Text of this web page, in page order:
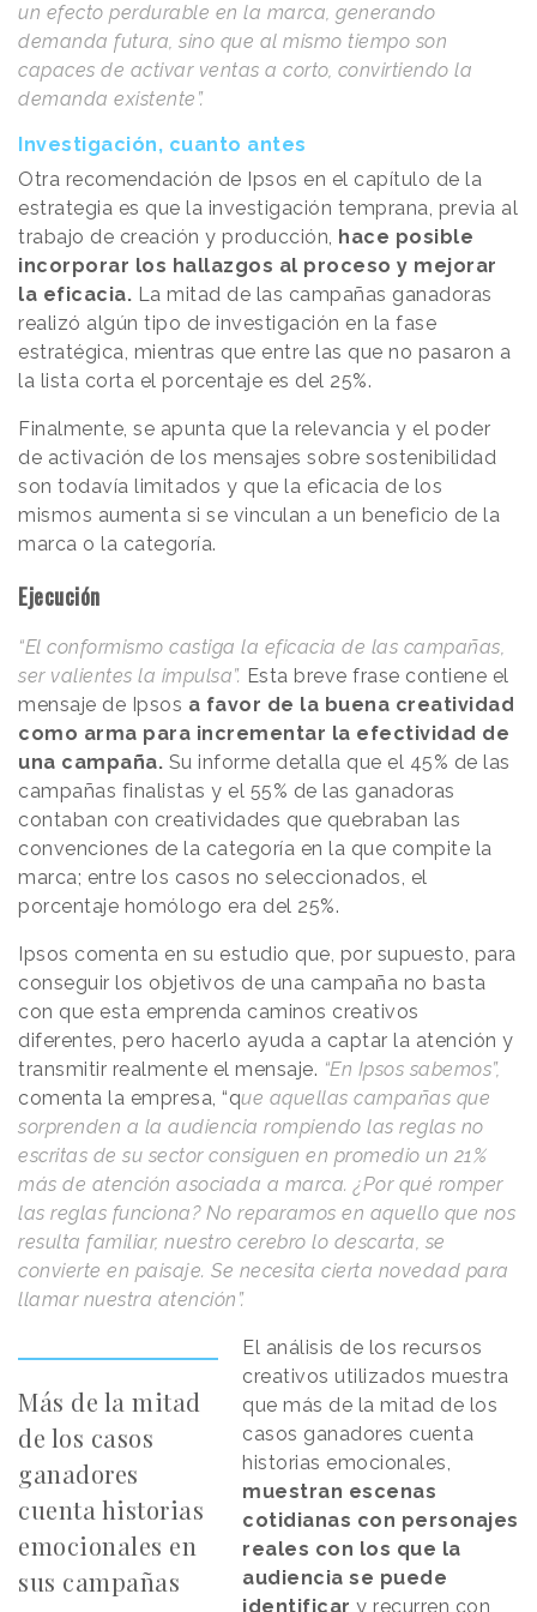
un efecto perdurable en la marca, generando
demanda futura, sino que al mismo tiempo son
capaces de activar ventas a corto, convirtiendo la
demanda existente”.
Investigación, cuanto antes
Otra recomendación de Ipsos en el capítulo de la
estrategia es que la investigación temprana, previa al
trabajo de creación y producción, hace posible
incorporar los hallazgos al proceso y mejorar
la eficacia. La mitad de las campañas ganadoras
realizó algún tipo de investigación en la fase
estratégica, mientras que entre las que no pasaron a
la lista corta el porcentaje es del 25%.
Finalmente, se apunta que la relevancia y el poder
de activación de los mensajes sobre sostenibilidad
son todavía limitados y que la eficacia de los
mismos aumenta si se vinculan a un beneficio de la
marca o la categoría.
Ejecución
“El conformismo castiga la eficacia de las campañas,
ser valientes la impulsa”. Esta breve frase contiene el
mensaje de Ipsos a favor de la buena creatividad
como arma para incrementar la efectividad de
una campaña. Su informe detalla que el 45% de las
campañas finalistas y el 55% de las ganadoras
contaban con creatividades que quebraban las
convenciones de la categoría en la que compite la
marca; entre los casos no seleccionados, el
porcentaje homólogo era del 25%.
Ipsos comenta en su estudio que, por supuesto, para
conseguir los objetivos de una campaña no basta
con que esta emprenda caminos creativos
diferentes, pero hacerlo ayuda a captar la atención y
transmitir realmente el mensaje. “En Ipsos sabemos”,
comenta la empresa, “que aquellas campañas que
sorprenden a la audiencia rompiendo las reglas no
escritas de su sector consiguen en promedio un 21%
más de atención asociada a marca. ¿Por qué romper
las reglas funciona? No reparamos en aquello que nos
resulta familiar, nuestro cerebro lo descarta, se
convierte en paisaje. Se necesita cierta novedad para
llamar nuestra atención”.
Más de la mitad
de los casos
ganadores
cuenta historias
emocionales en
sus campañas
El análisis de los recursos
creativos utilizados muestra
que más de la mitad de los
casos ganadores cuenta
historias emocionales,
muestran escenas
cotidianas con personajes
reales con los que la
audiencia se puede
identificar y recurren con